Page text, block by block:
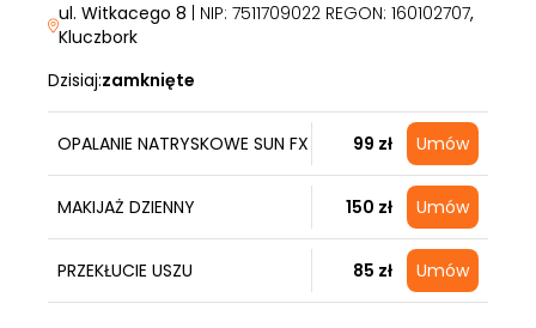
ul. Witkacego 8 | NIP: 7511709022 REGON: 160102707,
Kluczbork
Dzisiaj:zamknięte
OPALANIE NATRYSKOWE SUN FX 99 zł Umów
MAKIJAŻ DZIENNY 150 zł Umów
PRZEKŁUCIE USZU 85 zł Umów